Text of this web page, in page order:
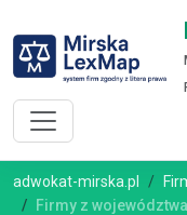
adwokat-mirska.pl
Firmy z